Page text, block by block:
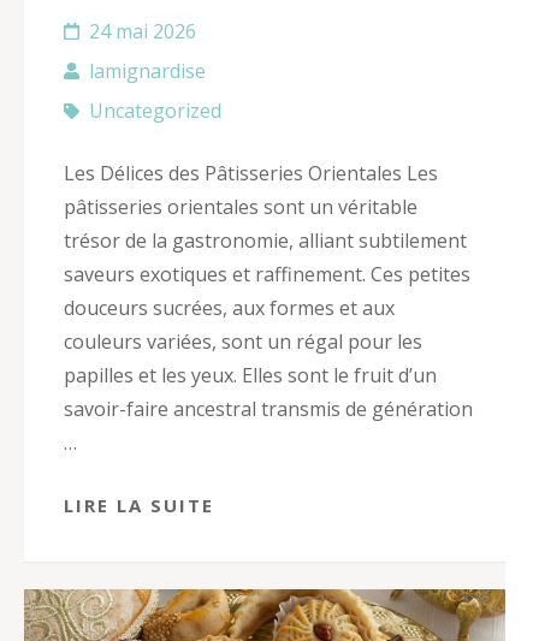
24 mai 2026
lamignardise
Uncategorized
Les Délices des Pâtisseries Orientales Les
pâtisseries orientales sont un véritable
trésor de la gastronomie, alliant subtilement
saveurs exotiques et raffinement. Ces petites
douceurs sucrées, aux formes et aux
couleurs variées, sont un régal pour les
papilles et les yeux. Elles sont le fruit d’un
savoir-faire ancestral transmis de génération
…
LIRE LA SUITE